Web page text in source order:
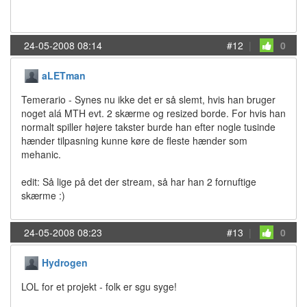
24-05-2008 08:14 #12 | 0
aLETman
Temerario - Synes nu ikke det er så slemt, hvis han bruger
noget alá MTH evt. 2 skærme og resized borde. For hvis han
normalt spiller højere takster burde han efter nogle tusinde
hænder tilpasning kunne køre de fleste hænder som
mehanic.
edit: Så lige på det der stream, så har han 2 fornuftige
skærme :)
24-05-2008 08:23 #13 | 0
Hydrogen
LOL for et projekt - folk er sgu syge!